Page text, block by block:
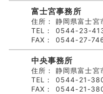
富士宮事務所
住所：
静岡県富士
TEL：
0544-23-
FAX：
0544-27-
中央事務所
住所：
静岡県富士宮
TEL：
0544-21-
FAX：
0544-21-